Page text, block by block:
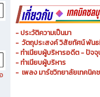
- ประวัติความเป็นมา